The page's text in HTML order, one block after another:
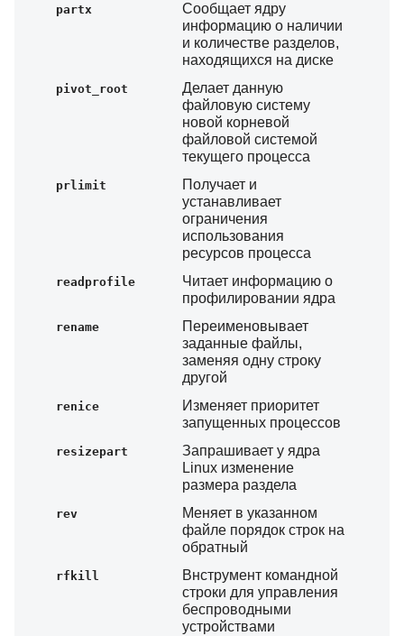
partx
Сообщает ядру
информацию о наличии
и количестве разделов,
находящихся на диске
pivot_root
Делает данную
файловую систему
новой корневой
файловой системой
текущего процесса
prlimit
Получает и
устанавливает
ограничения
использования
ресурсов процесса
readprofile
Читает информацию о
профилировании ядра
rename
Переименовывает
заданные файлы,
заменяя одну строку
другой
renice
Изменяет приоритет
запущенных процессов
resizepart
Запрашивает у ядра
Linux изменение
размера раздела
rev
Меняет в указанном
файле порядок строк на
обратный
rfkill
Bнструмент командной
строки для управления
беспроводными
устройствами